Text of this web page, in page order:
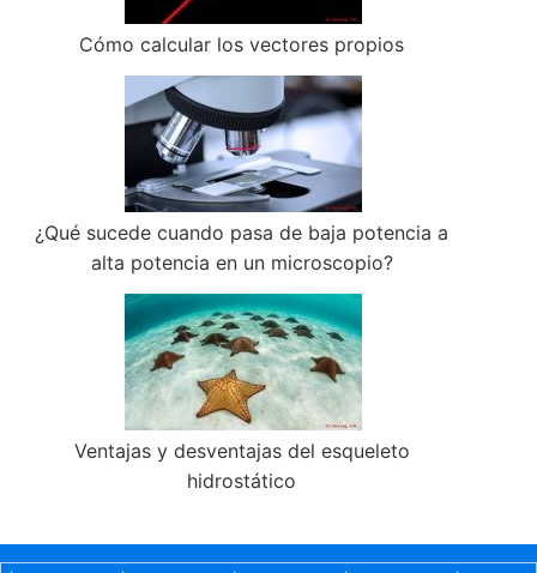
Cómo calcular los vectores propios
¿Qué sucede cuando pasa de baja potencia a
alta potencia en un microscopio?
Ventajas y desventajas del esqueleto
hidrostático